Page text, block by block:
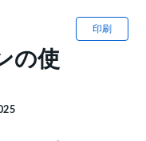
印刷
の使